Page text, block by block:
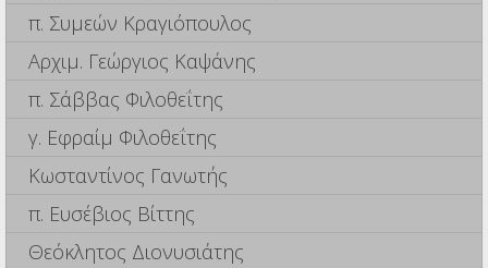
π. Συμεών Κραγιόπουλος
Αρχιμ. Γεώργιος Καψάνης
π. Σάββας Φιλοθεΐτης
γ. Εφραίμ Φιλοθεΐτης
Κωσταντίνος Γανωτής
π. Ευσέβιος Βίττης
Θεόκλητος Διονυσιάτης